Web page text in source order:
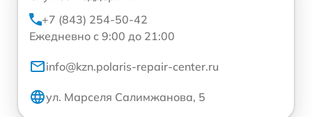
+7 (843) 254-50-42
Ежедневно с 9:00 до 21:00
info@kzn.polaris-repair-center.ru
ул. Марселя Салимжанова, 5